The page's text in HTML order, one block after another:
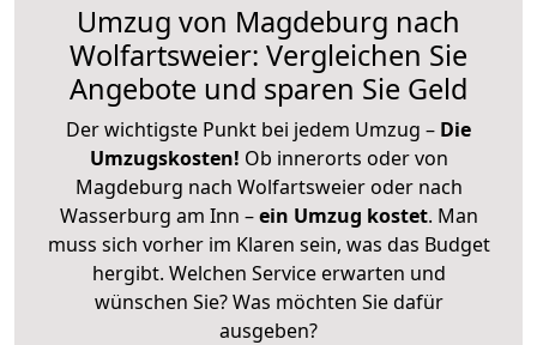
Umzug von Magdeburg nach
Wolfartsweier: Vergleichen Sie
Angebote und sparen Sie Geld
Der wichtigste Punkt bei jedem Umzug – Die
Umzugskosten! Ob innerorts oder von
Magdeburg nach Wolfartsweier oder nach
Wasserburg am Inn –ein Umzug kostet. Man
muss sich vorher im Klaren sein, was das Budget
hergibt. Welchen Service erwarten und
wünschen Sie? Was möchten Sie dafür
ausgeben?